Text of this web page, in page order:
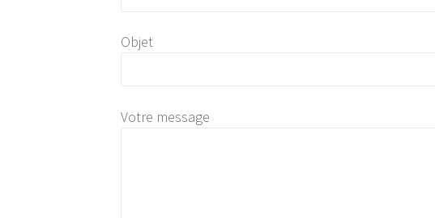
Objet
Votre message